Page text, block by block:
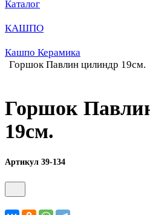
Каталог
КАШПО
Кашпо Керамика
Горшок Павлин цилиндр 19см.
Горшок
19см.
Артикул 39-134